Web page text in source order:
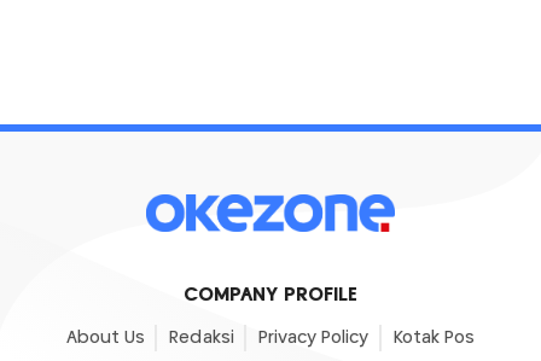
COMPANY PROFILE
About Us Redaksi Privacy Policy Kotak Pos